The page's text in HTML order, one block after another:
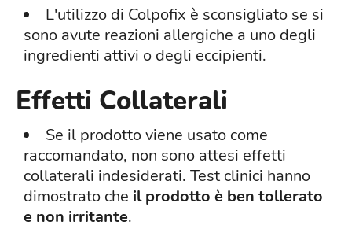
L'utilizzo di Colpofix è sconsigliato se si
sono avute reazioni allergiche a uno degli
ingredienti attivi o degli eccipienti.
Effetti Collaterali
Se il prodotto viene usato come
raccomandato, non sono attesi effetti
collaterali indesiderati. Test clinici hanno
dimostrato che il prodotto è ben tollerato
e non irritante.